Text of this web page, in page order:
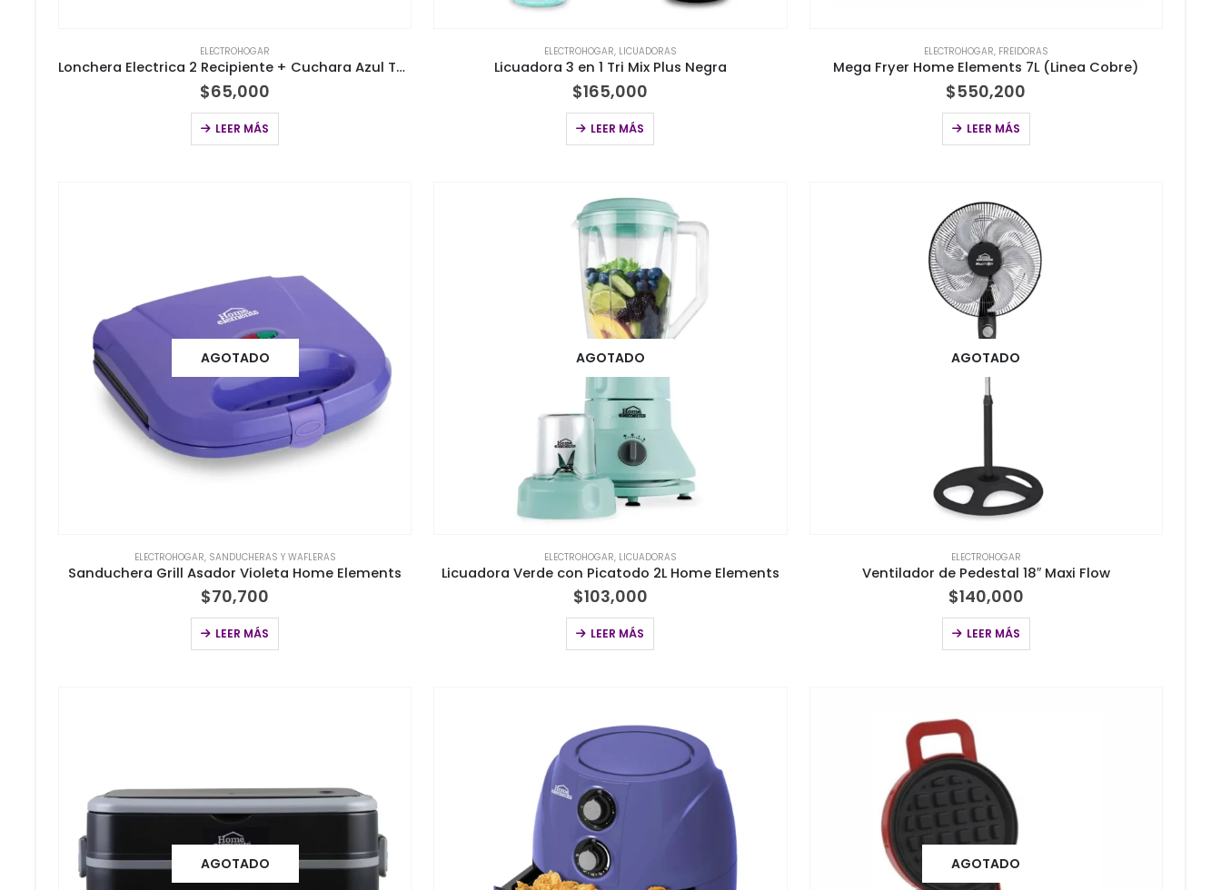
ELECTROHOGAR
Lonchera Electrica 2 Recipiente + Cuchara Azul Turquesa
$65,000
LEER MÁS
ELECTROHOGAR, LICUADORAS
Licuadora 3 en 1 Tri Mix Plus Negra
$165,000
LEER MÁS
ELECTROHOGAR, FREIDORAS
Mega Fryer Home Elements 7L (Linea Cobre)
$550,200
LEER MÁS
AGOTADO
ELECTROHOGAR, SANDUCHERAS Y WAFLERAS
Sanduchera Grill Asador Violeta Home Elements
$70,700
LEER MÁS
AGOTADO
ELECTROHOGAR, LICUADORAS
Licuadora Verde con Picatodo 2L Home Elements
$103,000
LEER MÁS
AGOTADO
ELECTROHOGAR
Ventilador de Pedestal 18″ Maxi Flow
$140,000
LEER MÁS
AGOTADO AGOTADO